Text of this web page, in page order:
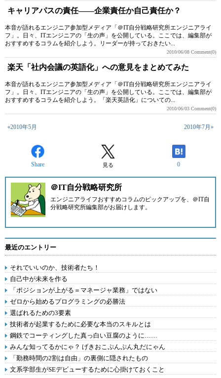
キャリアパスの責任――企業責任か自己責任か？
本音が語れるエンジニア参加型メディア「＠IT自分戦略研究所エンジニアライ
フ」。日々、ITエンジニアの「生の声」を公開している。ここでは、編集部が
おすすめするコラムを紹介しよう。リーダーが持っておきたい...
2010/06/08 Comment(0)
楽天「社内会議の英語化」への意見をまとめてみた
本音が語れるエンジニア参加型メディア「＠IT自分戦略研究所エンジニアライ
フ」。日々、ITエンジニアの「生の声」を公開している。ここでは、編集部が
おすすめするコラムを紹介しよう。「楽天英語化」についての...
2010/06/03 Comment(0)
«2010年5月 2010年7月»
Share 見る 0
＠IT自分戦略研究所
エンジニアライフおすすめコラムのピックアップを、 ＠IT自
分戦略研究所編集部がお届けします。
最近のエントリー
それでいいのか、技術者たち！
自己中が未来を作る
「ポジションが上がる＝マネージャ業務」ではない
ゼロから始めるプログラミングの必勝法
選ばれるための3要素
技術者が起業するために必要な本当のスキルとは
鋼鉄でコーティングした真っ白い豆腐のように……
みんな知ってるかにゃ？ げきおこぷんぷん丸だにゃん
「勤務時間の2割は自由」の裏側に隠されたもの
文系学部生がSEデビューするために心掛けておくこと